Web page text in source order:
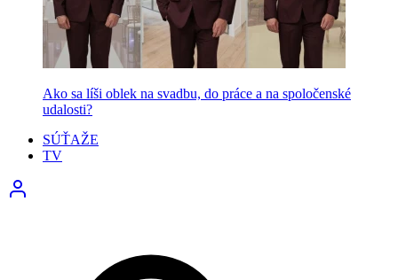
Ako sa líši oblek na svadbu, do práce a na spoločenské
udalosti?
SÚŤAŽE
TV